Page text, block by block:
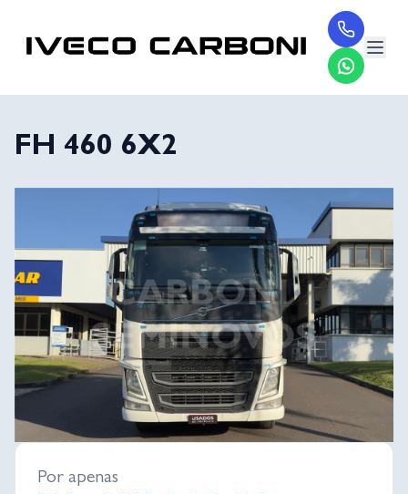
FH 460 6X2
Por apenas